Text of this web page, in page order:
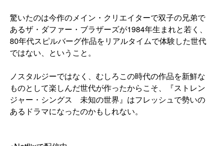
驚いたのは今作のメイン・クリエイターで双子の兄弟で
あるザ・ダファー・ブラザーズが1984年生まれと若く、
80年代スピルバーグ作品をリアルタイムで体験した世代
ではない、ということ。
ノスタルジーではなく、むしろこの時代の作品を新鮮な
ものとして楽しんだ世代が作ったからこそ、『ストレン
ジャー・シングス 未知の世界』はフレッシュで勢いの
あるドラマになったのかもしれない。